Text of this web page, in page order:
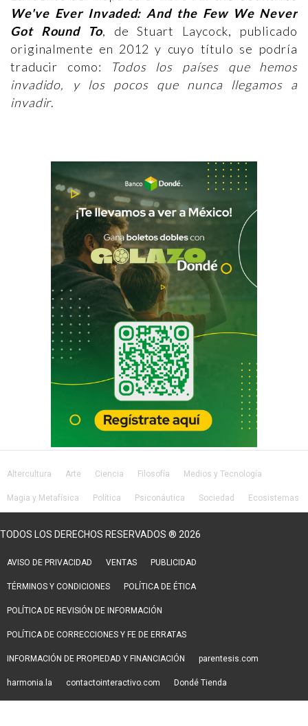
We've Ever Invaded: And the Few We Never
Got Round To, de Stuart Laycock, publicado
originalmente en 2012 y cuyo título se podría
traducir como:
Todos los países que hemos
invadido, y los pocos que nunca llegamos a
invadir.
Altercultura Arte Ciencia Filosofía Medios y Tecnología
Magia y Metafísica Política Psiconáutica Sociedad Ecosistemas
TODOS LOS DERECHOS RESERVADOS ® 2026
AVISO DE PRIVACIDAD VENTAS PUBLICIDAD
TÉRMINOS Y CONDICIONES POLÍTICA DE ÉTICA
POLÍTICA DE REVISIÓN DE INFORMACIÓN
POLÍTICA DE CORRECCIONES Y FE DE ERRATAS
INFORMACIÓN DE PROPIEDAD Y FINANCIACIÓN parentesis.com
harmonia.la contactointeractivo.com Dondé Tienda